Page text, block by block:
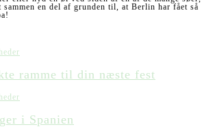
en del af grunden til, at Berlin har fået så
ramme til din næste fest
i Spanien